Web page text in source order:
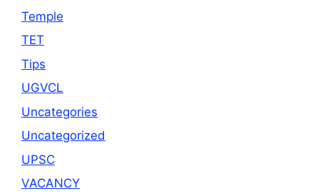
Temple
TET
Tips
UGVCL
Uncategories
Uncategorized
UPSC
VACANCY